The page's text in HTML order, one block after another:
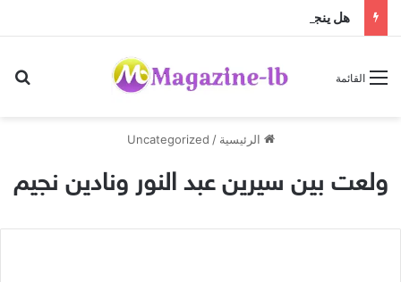
القائمة
الرئيسية /
Uncategorized
ولعت بين سيرين عبد النور ونادين نجيم